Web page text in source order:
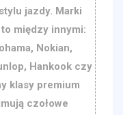
jazdy. Marki
między innymi:
Nokian,
Hankook czy
klasy premium
czołowe